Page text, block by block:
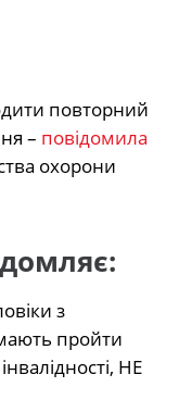
повторний
– повідомила
охорони
з
пройти
НЕ